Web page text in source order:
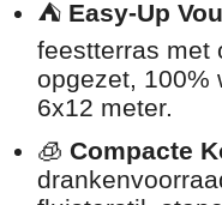
⛺ Easy-Up
feestterras met
opgezet, 100%
6x12 meter.
🧊 Compacte